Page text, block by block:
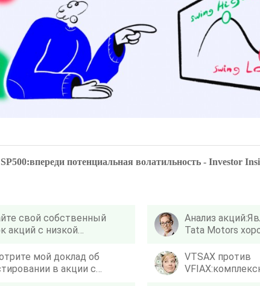
потенциальная волатильность - Investor
свой собственный
акций с низкой
NSE
мой доклад об
в акции с
Анализ
Tata Motors
VTSAX против